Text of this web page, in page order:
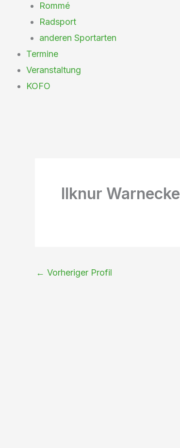
Rommé
Radsport
anderen Sportarten
Termine
Veranstaltung
KOFO
Ilknur Warnecke
← Vorheriger Profil